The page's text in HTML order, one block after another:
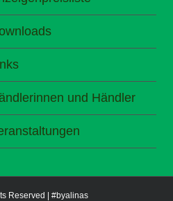
und Händler
Reserved | #byalinas